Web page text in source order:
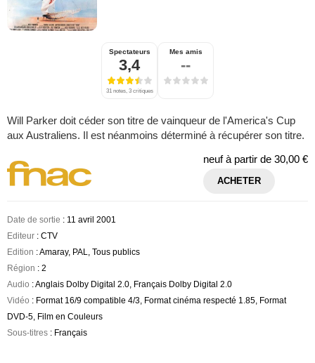
Spectateurs
3,4
31 notes, 3 critiques
Mes amis
--
Will Parker doit céder son titre de vainqueur de l'America's Cup
aux Australiens. Il est néanmoins déterminé à récupérer son titre.
neuf à partir de 30,00 €
ACHETER
Date de sortie : 11 avril 2001
Editeur : CTV
Edition : Amaray, PAL, Tous publics
Région : 2
Audio : Anglais Dolby Digital 2.0, Français Dolby Digital 2.0
Vidéo : Format 16/9 compatible 4/3, Format cinéma respecté 1.85, Format
DVD-5, Film en Couleurs
Sous-titres : Français